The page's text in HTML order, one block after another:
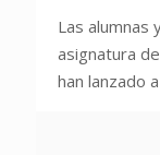
Las alumnas
asignatura
han lanzado